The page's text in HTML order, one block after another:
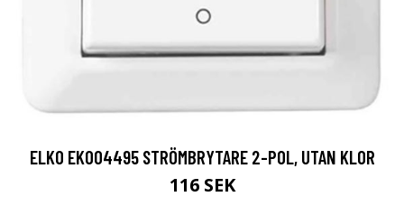
ELKO EKO04495 STRÖMBRYTARE 2-POL, UTAN KLOR
116 SEK